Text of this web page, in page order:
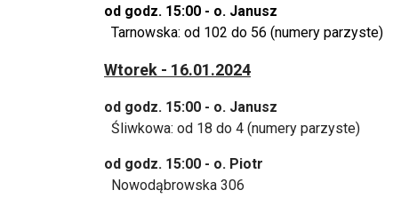
od godz. 15:00 - o. Janusz
Tarnowska: od 102 do 56 (numery parzyste)
Wtorek - 16.01.2024
od godz. 15:00 - o. Janusz
Śliwkowa: od 18 do 4 (numery parzyste)
od godz. 15:00 - o. Piotr
Nowodąbrowska 306